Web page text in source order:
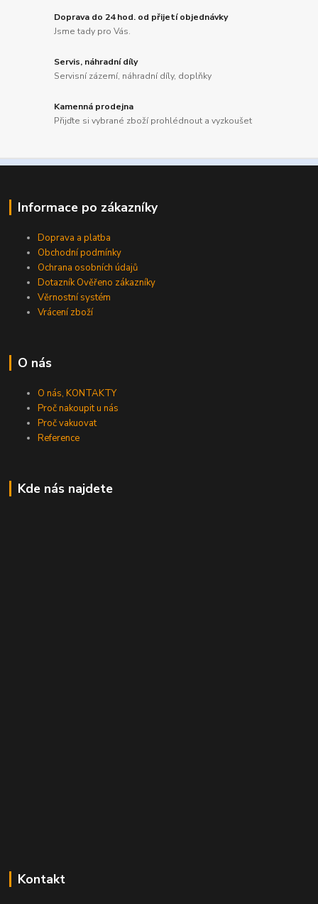
Doprava do 24 hod. od přijetí objednávky
Jsme tady pro Vás.
Servis, náhradní díly
Servisní zázemí, náhradní díly, doplňky
Kamenná prodejna
Přijďte si vybrané zboží prohlédnout a vyzkoušet
Informace po zákazníky
Doprava a platba
Obchodní podmínky
Ochrana osobních údajů
Dotazník Ověřeno zákazníky
Věrnostní systém
Vrácení zboží
O nás
O nás, KONTAKTY
Proč nakoupit u nás
Proč vakuovat
Reference
Kde nás najdete
Kontakt